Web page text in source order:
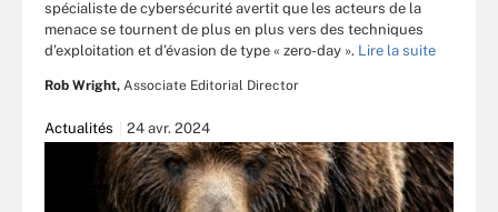
spécialiste de cybersécurité avertit que les acteurs de la
menace se tournent de plus en plus vers des techniques
d’exploitation et d’évasion de type « zero-day ». Lire la suite
Rob Wright, Associate Editorial Director
Actualités 24 avr. 2024